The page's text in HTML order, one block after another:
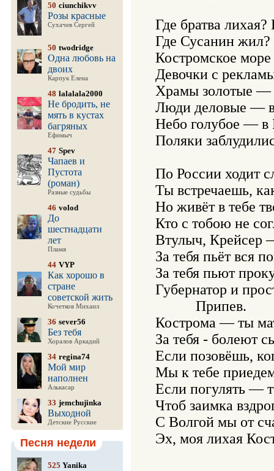
50 ciunchikvv
Розы красные
Сухачев Сергей
50 twodridge
Одна любовь на
двоих
Карпук Елена
48 lalalala2000
Не бродить, не
мять в кустах
багряных
Ефимыч
47 Spev
Чапаев и
Пустота
(роман)
Разные судьбы
46 volod
До
шестнадцати
лет
Пламя
44 VYP
Как хорошо в
стране
советской жить
Кочетков Михаил
36 sever56
Без тебя
Хоралов Аркадий
34 regina74
Мой мир
наполнен
Алькасар
33 jemchujinka
Выходной
Детские Русские
Песня недели
525 Yanika
Где братва
Где Сусанин
Костромское
Девочки с
Храмы золотые —
Люди деловые —
Небо голубое — в
Поляки
По России ходит
Ты встречаешь,
Но живёт в тебе
Кто с тобою не
Втулыч, Крейсер
За тебя пьёт вся
За тебя пьют
Губернатор и
           Припев.
Кострома — ты
За тебя - болеют
Если позовёшь,
Мы к тебе
Если погулять —
Чтоб заимка
С Волгой мы от
Эх, моя лихая